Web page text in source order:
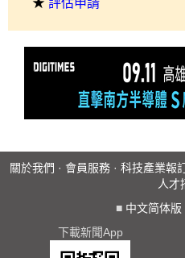
★ 評估申請
關於我們 · 會員服務 · 科技產業報
人才
■ 中文简体版
下載新聞App